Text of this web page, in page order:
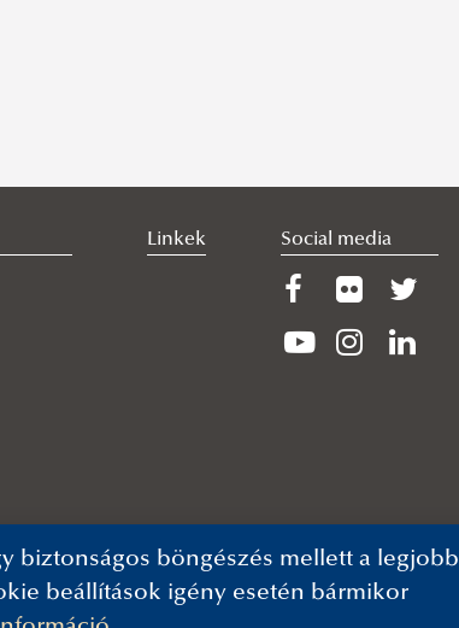
Linkek Social media
böngészés mellett a legjobb
beállítások igény esetén bármikor